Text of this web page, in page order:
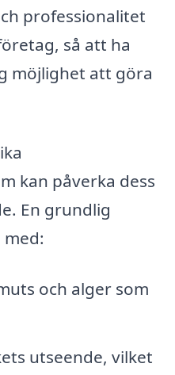
professionalitet
så att ha
möjlighet att göra
kan påverka dess
En grundlig
och alger som
utseende, vilket